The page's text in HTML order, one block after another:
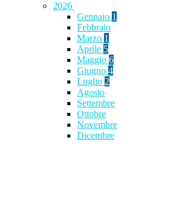
2026
Gennaio 1
Febbraio
Marzo 1
Aprile 5
Maggio 6
Giugno 4
Luglio 2
Agosto
Settembre
Ottobre
Novembre
Dicembre